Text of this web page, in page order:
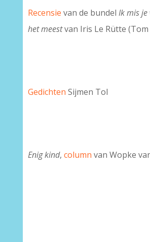
Recensie van de bundel Ik mis
het meestvan Iris Le Rütte (Tom
Gedichten Sijmen Tol
Enig kind, column van Wopke